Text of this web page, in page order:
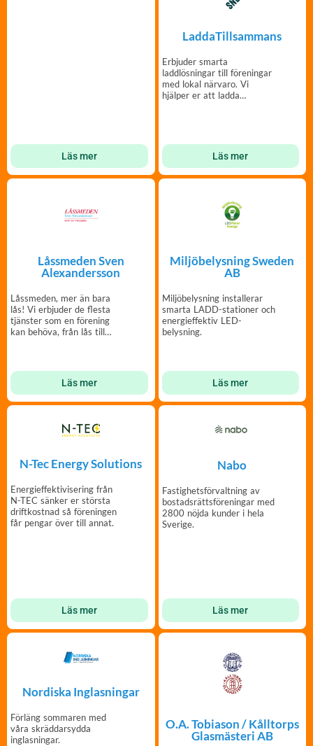
Läs mer
LaddaTillsammans
Erbjuder smarta
laddlösningar till föreningar
med lokal närvaro. Vi
hjälper er att ladda
Läs mer
Låssmeden Sven
Alexandersson
Låssmeden, mer än bara
lås! Vi erbjuder de flesta
tjänster som en förening
kan behöva, från lås till
Läs mer
Miljöbelysning Sweden
AB
Miljöbelysning installerar
smarta LADD-stationer och
energieffektiv LED-
belysning.
Läs mer
N-Tec Energy Solutions
Energieffektivisering från
N-TEC sänker er största
driftkostnad så föreningen
får pengar över till annat.
Läs mer
Nabo
Fastighetsförvaltning av
bostadsrättsföreningar med
2800 nöjda kunder i hela
Sverige.
Läs mer
Nordiska Inglasningar
Förläng sommaren med
våra skräddarsydda
inglasningar.
O.A. Tobiason / Kålltorps
Glasmästeri AB